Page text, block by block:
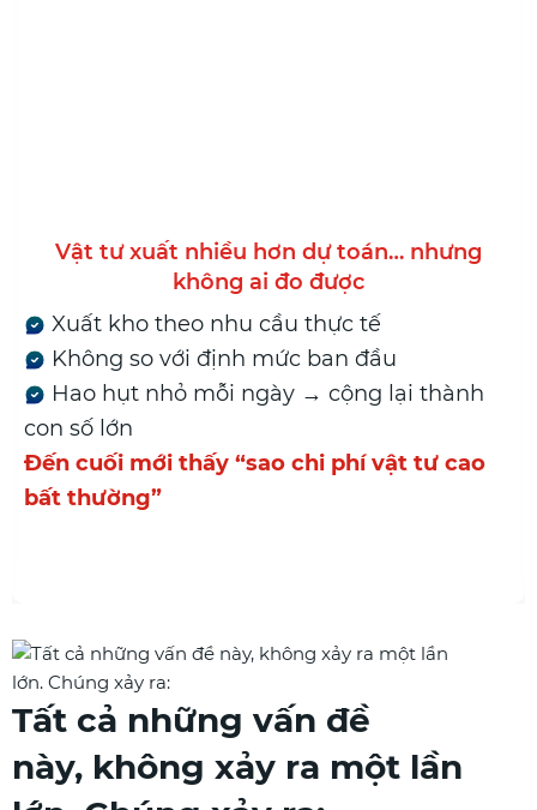
hơn dự toán… nhưng
cầu thực tế
ban đầu
→ cộng lại thành
chi phí vật tư cao
Nhân công phát
Tăng ca, làm
trình
Ghi nhận rời rạc:
Công trình nào
Tất cả những vấn đề
này, không xảy ra một lần